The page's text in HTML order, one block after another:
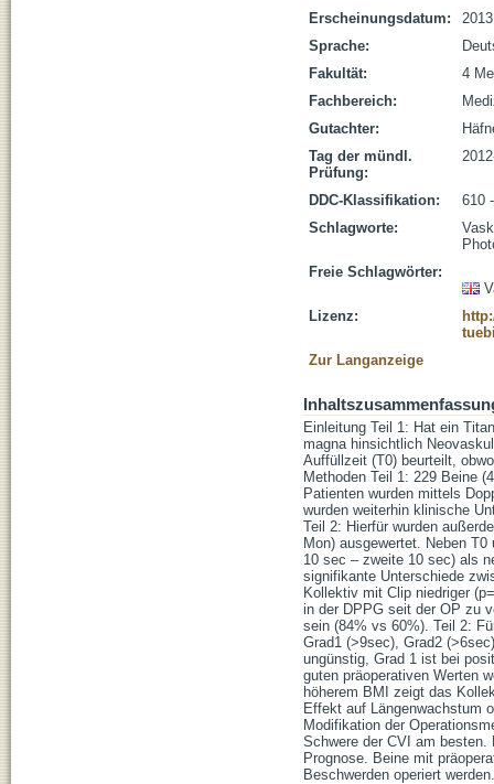
Erscheinungsdatum:
2013
Sprache:
Fakultät:
4
Fachbereich:
Gutachter:
Tag der mündl.
Prüfung:
DDC-Klassifikation:
610
Schlagworte:
Freie Schlagwörter:
Lizenz:
Zur Langanzeige
Einleitung Teil 1: Hat ein
magna hinsichtlich
Auffüllzeit (T0) beurteilt,
Methoden Teil 1: 229 Beine
Patienten wurden mittels
wurden weiterhin klinische
Teil 2: Hierfür wurden
Mon) ausgewertet. Neben
10 sec – zweite 10 sec) als
signifikante Unterschiede
Kollektiv mit Clip niedriger
in der DPPG seit der OP zu
sein (84% vs 60%). Teil 2:
Grad1 (>9sec), Grad2
ungünstig, Grad 1 ist bei
guten präoperativen Werten
höherem BMI zeigt das
Effekt auf Längenwachstum
Modifikation der
Schwere der CVI am
Prognose. Beine mit
Beschwerden operiert werden.